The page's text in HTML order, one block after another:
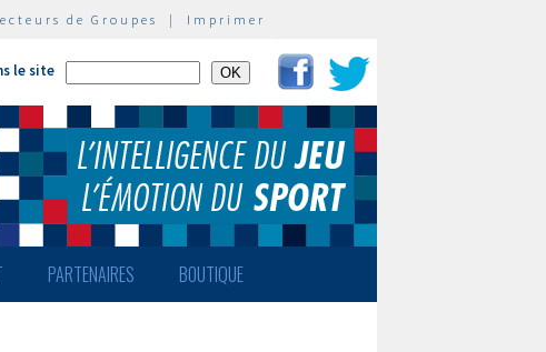
de Groupes | Imprimer
le site
PARTENAIRES BOUTIQUE